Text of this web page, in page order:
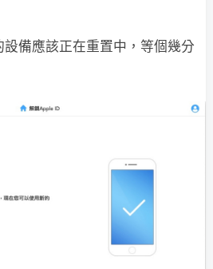
備應該正在重置中，等個幾分